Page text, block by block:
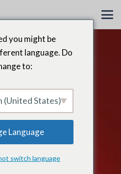
los
de
para
you might be
language. Do
to:
(United States)
Language
switch language